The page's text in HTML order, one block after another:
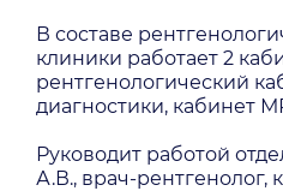
В составе
клиники работает 2
рентгенологический
диагностики, кабинет
Руководит работой
А.В., врач-рентгенолог,